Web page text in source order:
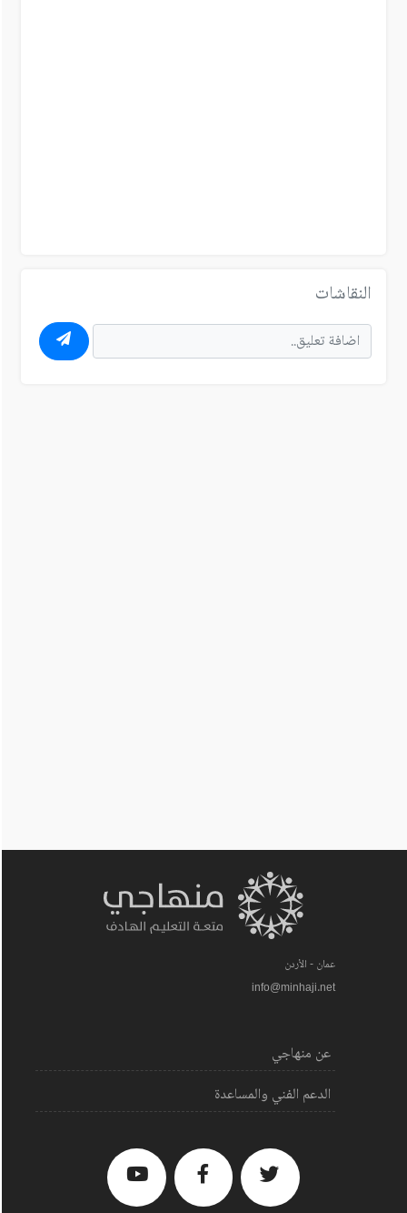
النقاشات
عمان - الأردن
info@minhaji.net
عن منهاجي
الدعم الفني والمساعدة